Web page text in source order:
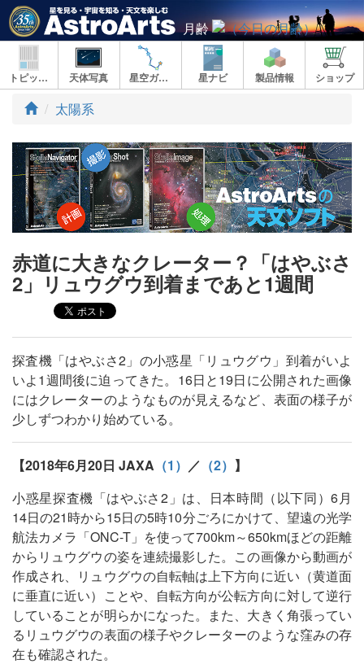
月齢
トピックス 天体写真 星空ガイド 星ナビ 製品情報 ショップ
ト
プ
太陽系
赤道に大きなクレーター？「はやぶさ
2」リュウグウ到着まであと1週間
探査機「はやぶさ2」の小惑星「リュウグウ」到着がいよ
いよ1週間後に迫ってきた。16日と19日に公開された画像
にはクレーターのようなものが見えるなど、表面の様子が
少しずつわかり始めている。
【2018年6月20日 JAXA （1） ／ （2） 】
小惑星探査機「はやぶさ2」は、日本時間（以下同）6月
14日の21時から15日の5時10分ごろにかけて、望遠の光学
航法カメラ「ONC-T」を使って700km～650kmほどの距離
からリュウグウの姿を連続撮影した。この画像から動画が
作成され、リュウグウの自転軸は上下方向に近い（黄道面
に垂直に近い）ことや、自転方向が公転方向に対して逆行
していることが明らかになった。また、大きく角張ってい
るリュウグウの表面の様子やクレーターのような窪みの存
在も確認された。